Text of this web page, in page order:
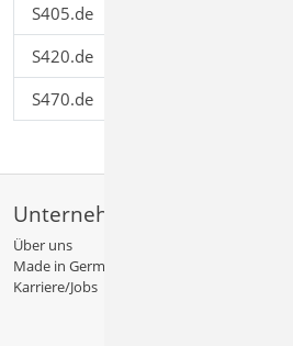
S405.de
S420.de
S470.de
Unternehmen
Über uns
Made in Germany
Karriere/Jobs